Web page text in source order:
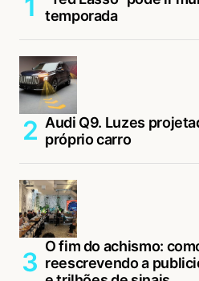
temporada
Audi Q9. Luzes
próprio carro
O fim do achismo:
reescrevendo a